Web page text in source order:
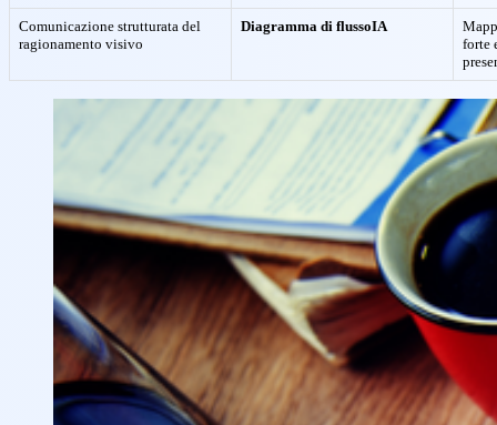
Comunicazione strutturata del
ragionamento visivo
Diagramma di flussoIA
forte